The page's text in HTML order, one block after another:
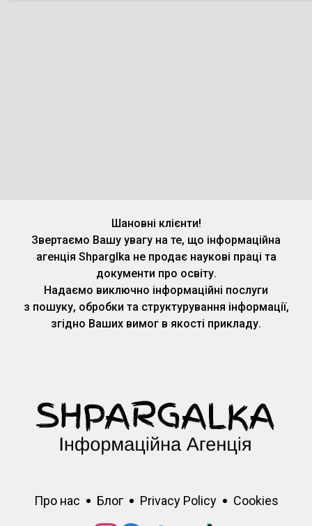
Шановні клієнти!
Звертаємо Вашу увагу на те, що інформаційна
агенція Shparglka не продає наукові праці та
документи про освіту.
Надаємо виключно інформаційні послуги
з пошуку, обробки та структурування інформації,
згідно Ваших вимог в якості прикладу.
Про нас Блог Privacy Policy Cookies